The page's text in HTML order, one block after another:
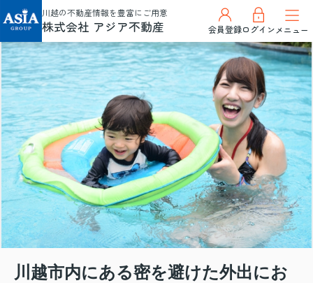
川越の不動産情報を豊富にご用意
株式会社 アジア不動産 会員登録ログインメニュー
川越市内にある密を避けた外出にお